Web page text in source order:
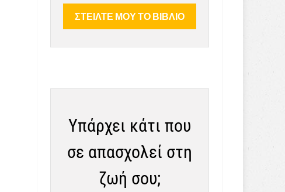
Υπάρχει κάτι που
σε απασχολεί στη
ζωή σου;